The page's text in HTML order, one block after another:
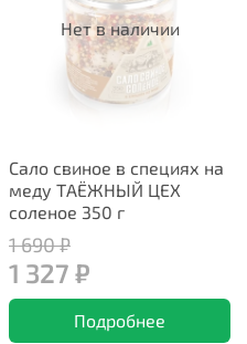
Нет в наличии
Сало свиное в специях на
меду ТАЁЖНЫЙ ЦЕХ
соленое 350 г
1 690 ₽
1 327 ₽
Подробнее